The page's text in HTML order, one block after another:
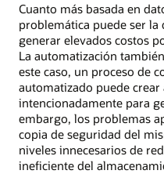
Cuanto más basada en
problemática puede ser la
generar elevados costos
La automatización
este caso, un proceso de
automatizado puede
intencionadamente para
embargo, los problemas
copia de seguridad del
niveles innecesarios de
ineficiente del